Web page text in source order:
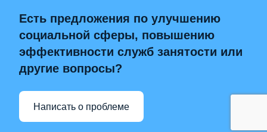
Есть предложения по улучшению
социальной сферы, повышению
эффективности служб занятости или
другие вопросы?
Написать о проблеме